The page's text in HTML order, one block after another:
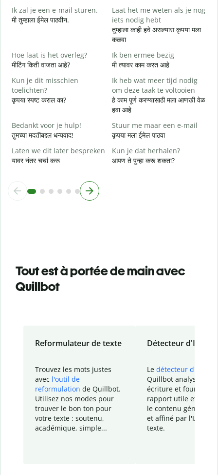
Ik zal je een e-mail sturen.
मी तुम्हाला ईमेल पाठवीन.
Laat het me weten als je nog
iets nodig hebt
तुम्हाला काही हवे असल्यास कृपया मला
कळवा
Hoe laat is het overleg?
मीटिंग किती वाजता आहे?
Ik ben ermee bezig
मी त्यावर काम करत आहे
Kun je dit misschien
toelichten?
कृपया स्पष्ट कराल का?
Ik heb wat meer tijd nodig
om deze taak te voltooien
हे काम पूर्ण करण्यासाठी मला आणखी वेळ
हवा आहे
Bedankt voor je hulp!
तुमच्या मदतीबद्दल धन्यवाद!
Stuur me maar een e-mail
कृपया मला ईमेल पाठवा
Laten we dit later bespreken
यावर नंतर चर्चा करू
Kun je dat herhalen?
आपण ते पुन्हा करू शकता?
Tout est à portée de main avec
Quillbot
Reformulateur de texte
Trouvez les mots justes
avec l'outil de
reformulation de Quillbot.
Utilisez nos modes pour
trouver le bon ton pour
votre texte : soutenu,
académique, simple...
Détecteur d'IA
Le détecteur d'IA
Quillbot analyse votre
écriture et fournit un
rapport utile et
le contenu généré
et affiné par l'IA
texte.